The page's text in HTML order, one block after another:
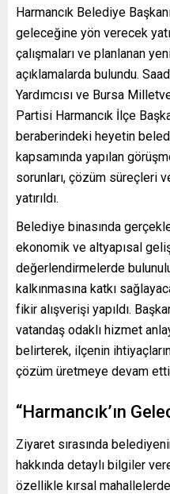
Harmancık Belediye
geleceğine yön verecek
çalışmaları ve planlanan
açıklamalarda bulundu.
Yardımcısı ve Bursa
Partisi Harmancık İlçe
beraberindeki heyetin
kapsamında yapılan
sorunları, çözüm süreçleri
yatırıldı.
Belediye binasında
ekonomik ve altyapısal
değerlendirmelerde
kalkınmasına katkı
fikir alışverişi yapıldı.
vatandaş odaklı hizmet
belirterek, ilçenin
çözüm üretmeye devam
“Harmancık’ın
Ziyaret sırasında
hakkında detaylı bilgiler
özellikle kırsal mahallelerde